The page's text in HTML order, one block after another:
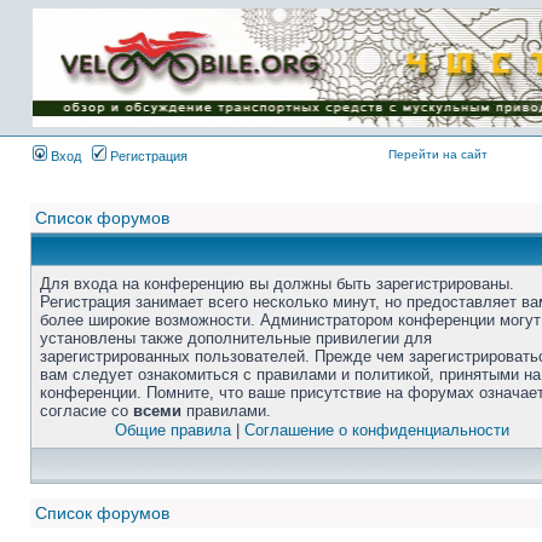
Вход Регистрация Перейти на сайт
Список форумов
Для входа на конференцию вы должны быть зарегистрированы.
Регистрация занимает всего несколько минут, но предоставляет
более широкие возможности. Администратором конференции
установлены также дополнительные привилегии для
зарегистрированных пользователей. Прежде чем
вам следует ознакомиться с правилами и политикой, принятыми на
конференции. Помните, что ваше присутствие на форумах
согласие со всеми правилами.
Общие правила| Соглашение о конфиденциальности
Список форумов